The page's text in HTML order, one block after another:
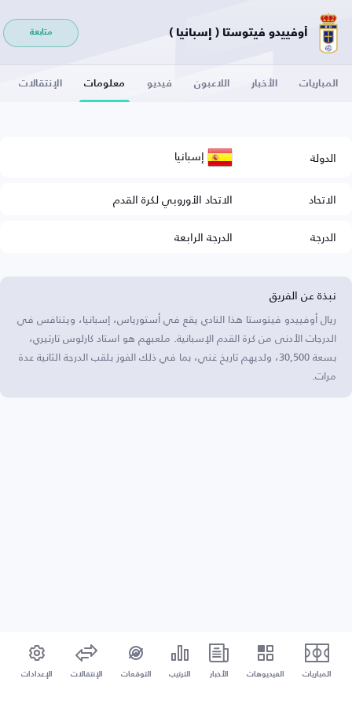
أوفييدو فيتوستا ( إسبانيا ) متابعة
المباريات الأخبار اللاعبون فيديو معلومات الإنتقالات
الدولة إسبانيا
الاتحاد
الاتحاد الأوروبي لكرة القدم
الدرجة
الدرجة الرابعة
نبذة عن الفريق
ريال أوفييدو فيتوستا هذا النادي يقع في أستورياس، إسبانيا، ويتنافس في
الدرجات الأدنى من كرة القدم الإسبانية. ملعبهم هو استاد كارلوس تارتيري،
بسعة 30,500، ولديهم تاريخ غني، بما في ذلك الفوز بلقب الدرجة الثانية عدة
مرات.
المباريات الفيديوهات الأخبار الترتيب التوقعات الإنتقالات الإعدادات